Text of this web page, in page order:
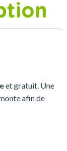
et gratuit. Une
afin de